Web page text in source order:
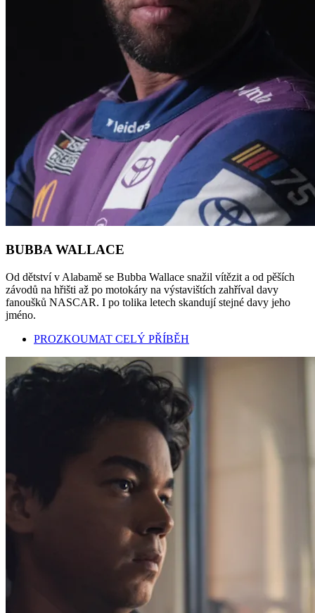
BUBBA WALLACE
Od dětství v Alabamě se Bubba Wallace snažil vítězit a od pěších
závodů na hřišti až po motokáry na výstavištích zahříval davy
fanoušků NASCAR. I po tolika letech skandují stejné davy jeho
jméno.
PROZKOUMAT CELÝ PŘÍBĚH